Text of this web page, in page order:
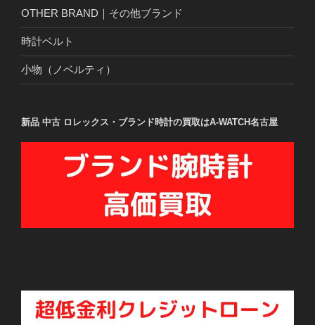
OTHER BRAND｜その他ブランド
時計ベルト
小物（ノベルティ）
新品 中古 ロレックス・ブランド時計の買取はA-WATCH名古屋